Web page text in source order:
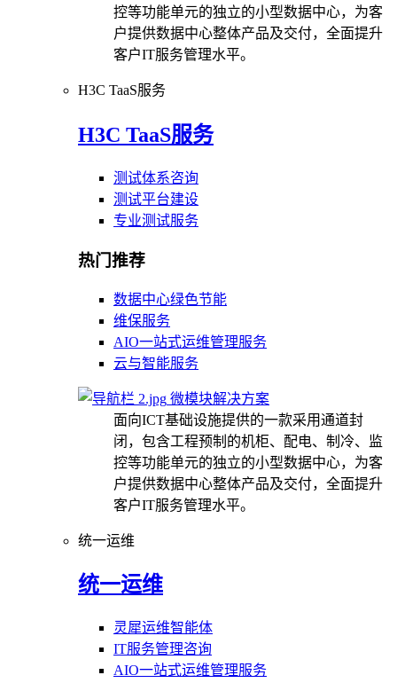
控等功能单元的独立的小型数据中心，为客
户提供数据中心整体产品及交付，全面提升
客户IT服务管理水平。
H3C TaaS服务
H3C TaaS服务
测试体系咨询
测试平台建设
专业测试服务
热门推荐
数据中心绿色节能
维保服务
AIO一站式运维管理服务
云与智能服务
微模块解决方案
面向ICT基础设施提供的一款采用通道封
闭，包含工程预制的机柜、配电、制冷、监
控等功能单元的独立的小型数据中心，为客
户提供数据中心整体产品及交付，全面提升
客户IT服务管理水平。
统一运维
统一运维
灵犀运维智能体
IT服务管理咨询
AIO一站式运维管理服务